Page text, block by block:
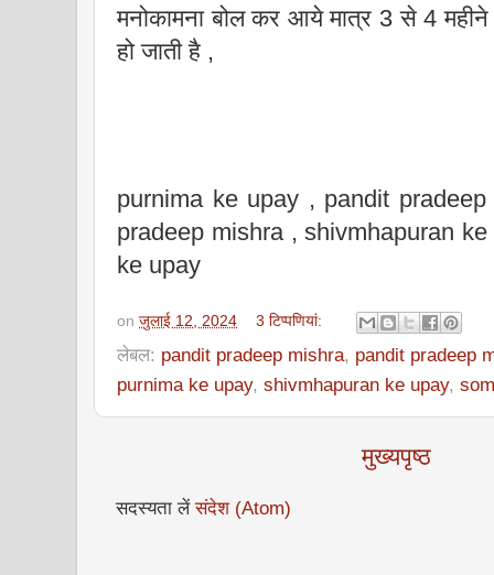
मनोकामना बोल कर आये मात्र 3 से 4
हो जाती है ,
purnima ke upay , pandit
pradeep mishra , shivmhapuran
ke upay
on जुलाई 12, 2024 3 टिप्‍पणियां:
लेबल: pandit pradeep mishra, pandit pradeep
purnima ke upay, shivmhapuran ke upay,
मुख्यपृष्ठ
सदस्यता लेंसंदेश (Atom)